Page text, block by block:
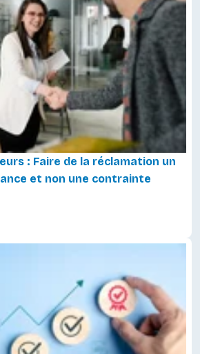
: Faire de la réclamation un
et non une contrainte